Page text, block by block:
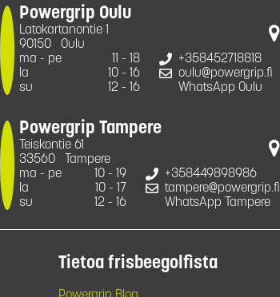
Powergrip Oulu
Latokartanontie 1
90150
Oulu
ma - pe
11 - 18
la
10 - 16
su
12 - 16
+358452718818
oulu@powergrip.fi
WhatsApp Oulu
Powergrip Tampere
Teiskontie 61
33560
Tampere
ma - pe
10 - 19
la
10 - 17
su
12 - 16
+358449898986
tampere@powergrip.fi
WhatsApp Tampere
Tietoa frisbeegolfista